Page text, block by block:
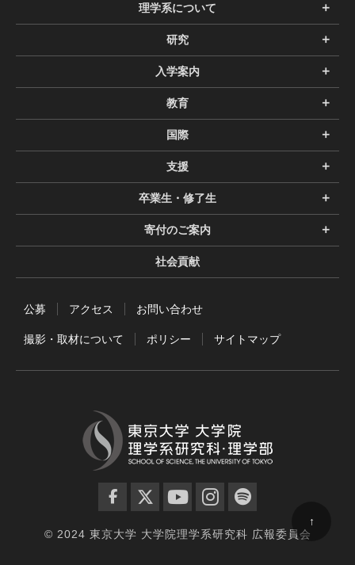
理学系について
研究
入学案内
教育
国際
支援
卒業生・修了生
寄付のご案内
社会貢献
公募 アクセス お問い合わせ
撮影・取材について ポリシー サイトマップ
© 2024 東京大学 大学院理学系研究科 広報委員会
↑